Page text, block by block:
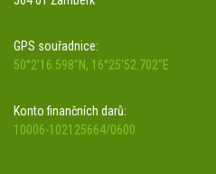
GPS souřadnice:
50°2'16.598"N, 16°25'52.702"E
Konto finančních darů:
10006-102125664/0600